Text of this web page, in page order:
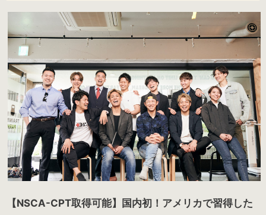
【NSCA-CPT取得可能】国内初！アメリカで習得した